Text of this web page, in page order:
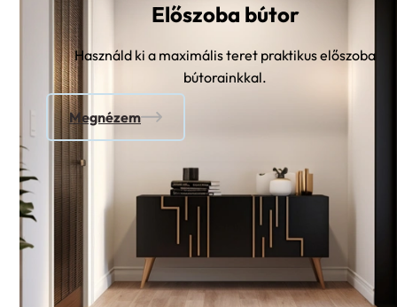
Előszoba bútor
Használd ki a maximális teret praktikus előszoba
bútorainkkal.
Megnézem